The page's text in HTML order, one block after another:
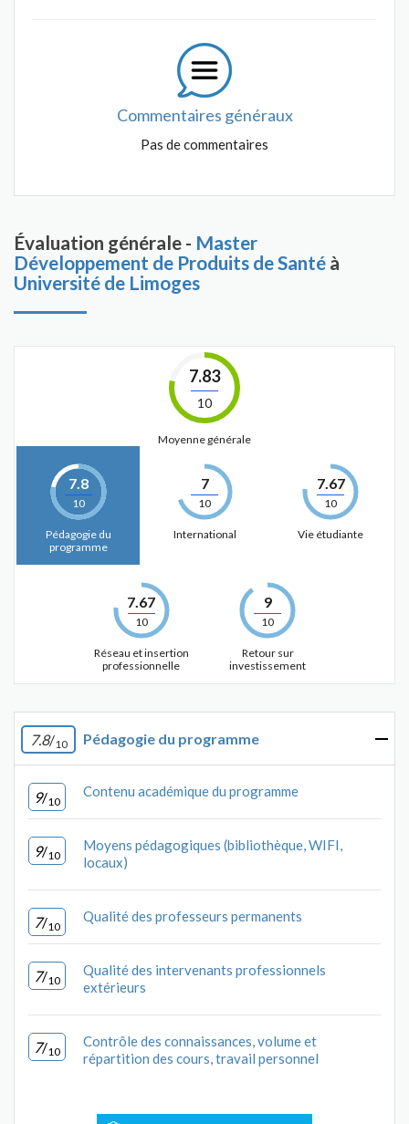
Commentaires généraux
Pas de commentaires
Évaluation générale - Master
Développement de Produits de Santé à
Université de Limoges
7.83
10
Moyenne générale
7.8
10
Pédagogie du
programme
7
10
International
7.67
10
Vie étudiante
7.67
10
Réseau et insertion
professionnelle
9
10
Retour sur
investissement
7.8/10 Pédagogie du programme
9/10
Contenu académique du programme
9/10
Moyens pédagogiques (bibliothèque, WIFI,
locaux)
7/10
Qualité des professeurs permanents
7/10
Qualité des intervenants professionnels
extérieurs
7/10
Contrôle des connaissances, volume et
répartition des cours, travail personnel